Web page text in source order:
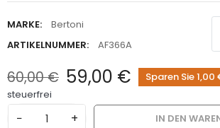
MARKE:
Bertoni
ARTIKELNUMMER:
AF366A
60,00 € 59,00 €
Sparen Sie 1,00
steuerfrei
− + IN DEN